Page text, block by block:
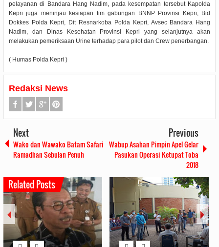
pelayanan di Bandara Hang Nadim, pada kesempatan tersebut Kapolda
Kepri juga meninjau kesiapan tim gabungan BNNP Provinsi Kepri, Bid
Dokkes Polda Kepri, Dit Resnarkoba Polda Kepri, Avsec Bandara Hang
Nadim, dan Dinas Kesehatan Provinsi Kepri yang selanjutnya akan
melakukan pemeriksaan Urine terhadap para pilot dan Crew penerbangan.
( Humas Polda Kepri )
Redaksi News
Next
Wako dan Wawako Batam Safari
Ramadhan Sebulan Penuh
Previous
Wabup Asahan Pimpin Apel Gelar
Pasukan Operasi Ketupat Toba
2018
Related Posts